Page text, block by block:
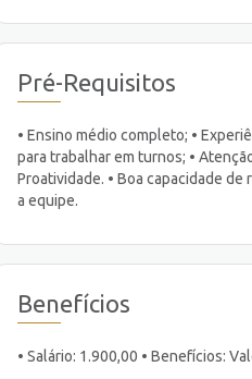
Pré-Requisitos
• Ensino médio completo; •
para trabalhar em turnos; •
Proatividade. • Boa capacidade
a equipe.
Benefícios
• Salário: 1.900,00 • Benefícios: